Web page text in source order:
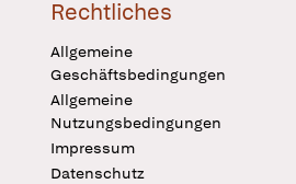
Rechtliches
Allgemeine
Geschäftsbedingungen
Allgemeine
Nutzungsbedingungen
Impressum
Datenschutz